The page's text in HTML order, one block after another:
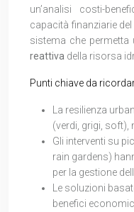
un’analisi costi-
capacità finanziarie
sistema che permetta
reattiva della risorsa
Punti chiave da
La resilienza
(verdi, grigi, soft),
Gli interventi su
rain gardens)
per la gestione
Le soluzioni
benefici